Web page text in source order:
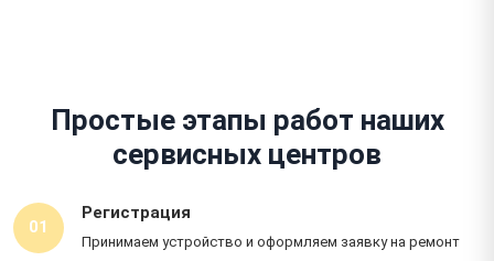
Простые этапы работ наших
сервисных центров
01
Регистрация
Принимаем устройство и оформляем заявку на ремонт